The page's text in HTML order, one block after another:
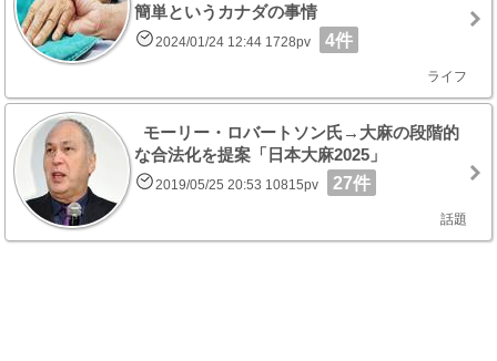
簡単というカナダの事情
2024/01/24 12:44 1728pv 4件
ライフ
モーリー・ロバートソン氏→大麻の段階的
な合法化を提案「日本大麻2025」
2019/05/25 20:53 10815pv 27件
話題